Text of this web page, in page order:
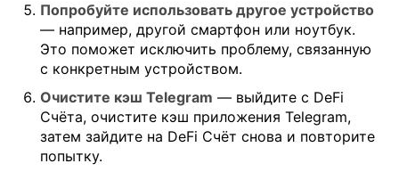
Попробуйте использовать другое устройство
— например, другой смартфон или ноутбук.
Это поможет исключить проблему, связанную
с конкретным устройством.
Очистите кэш Telegram — выйдите с DeFi
Счёта, очистите кэш приложения Telegram,
затем зайдите на DeFi Счёт снова и повторите
попытку.